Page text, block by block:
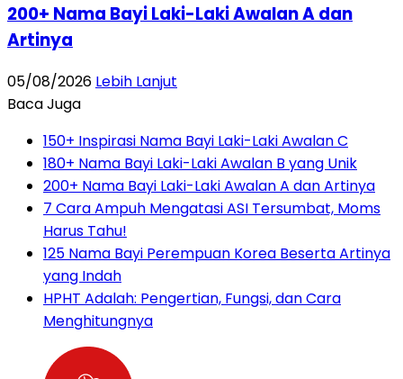
200+ Nama Bayi Laki-Laki Awalan A dan
Artinya
05/08/2026 Lebih Lanjut
Baca Juga
150+ Inspirasi Nama Bayi Laki-Laki Awalan C
180+ Nama Bayi Laki-Laki Awalan B yang Unik
200+ Nama Bayi Laki-Laki Awalan A dan Artinya
7 Cara Ampuh Mengatasi ASI Tersumbat, Moms
Harus Tahu!
125 Nama Bayi Perempuan Korea Beserta Artinya
yang Indah
HPHT Adalah: Pengertian, Fungsi, dan Cara
Menghitungnya